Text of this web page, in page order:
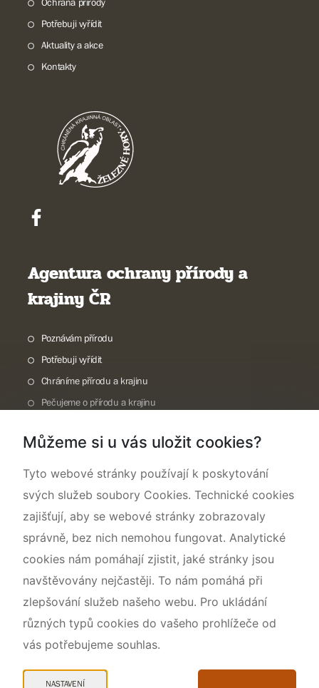
Potřebuji vyřídit
Aktuality a akce
Kontakty
Agentura ochrany přírody a
krajiny ČR
Poznávám přírodu
Potřebuji vyřídit
Chráníme přírodu a krajinu
Pečujeme o přírodu a krajinu
O nás
Můžeme si u vás uložit cookies?
Tyto webové stránky používají k poskytování
svých služeb soubory Cookies. Technické cookies
zajišťují, aby se webové stránky zobrazovaly
správně, bez nich nemohou fungovat. Analytické
cookies nám pomáhají zjistit, jaké stránky jsou
navštěvovány nejčastěji. To nám pomáhá při
zlepšování služeb našeho webu. Pro ukládání
různých typů cookies do vašeho prohlížeče od
vás potřebujeme souhlas.
NASTAVENÍ